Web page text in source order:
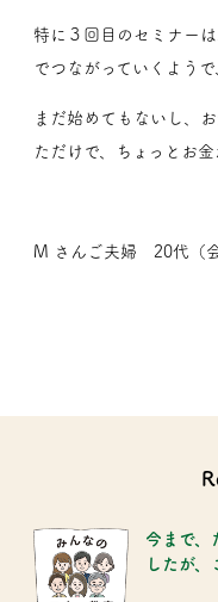
特に３回目のセミナー
でつながっていくよう
まだ始めてもないし、
ただけで、ちょっとお金
M さんご夫婦 20代（会
今まで、
したが